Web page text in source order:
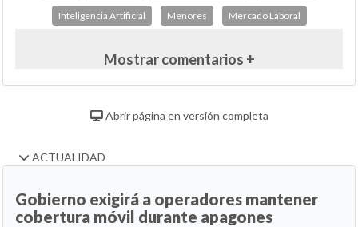
Inteligencia Artificial Menores Mercado Laboral
Mostrar comentarios +
Abrir página en versión completa
ACTUALIDAD
Gobierno exigirá a operadores mantener
cobertura móvil durante apagones